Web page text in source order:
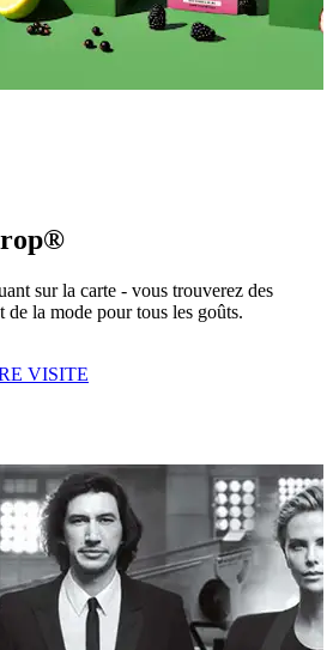
sur la carte - vous trouverez des
de la mode pour tous les goûts.
VISITE